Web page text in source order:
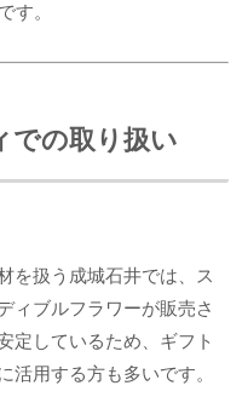
す。
での取り扱い
を扱う成城石井では、ス
ィブルフラワーが販売さ
定しているため、ギフト
活用する方も多いです。